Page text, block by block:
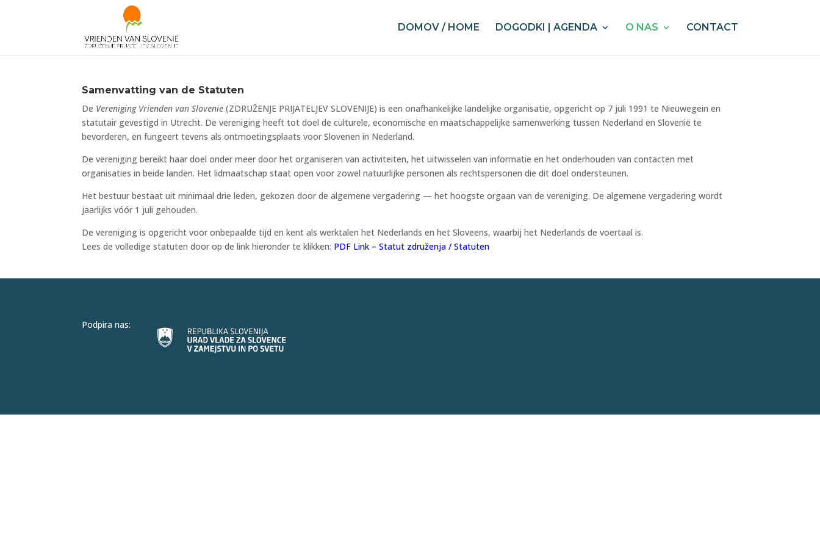
DOMOV / HOME DOGODKI | AGENDA O NAS CONTACT
Samenvatting van de Statuten
De Vereniging Vrienden van Slovenië (ZDRUŽENJE PRIJATELJEV SLOVENIJE) is een onafhankelijke landelijke organisatie, opgericht op 7 juli 1991 te Nieuwegein en
statutair gevestigd in Utrecht. De vereniging heeft tot doel de culturele, economische en maatschappelijke samenwerking tussen Nederland en Slovenië te
bevorderen, en fungeert tevens als ontmoetingsplaats voor Slovenen in Nederland.
De vereniging bereikt haar doel onder meer door het organiseren van activiteiten, het uitwisselen van informatie en het onderhouden van contacten met
organisaties in beide landen. Het lidmaatschap staat open voor zowel natuurlijke personen als rechtspersonen die dit doel ondersteunen.
Het bestuur bestaat uit minimaal drie leden, gekozen door de algemene vergadering — het hoogste orgaan van de vereniging. De algemene vergadering wordt
jaarlijks vóór 1 juli gehouden.
De vereniging is opgericht voor onbepaalde tijd en kent als werktalen het Nederlands en het Sloveens, waarbij het Nederlands de voertaal is.
Lees de volledige statuten door op de link hieronder te klikken: PDF Link – Statut združenja / Statuten
Podpira nas: